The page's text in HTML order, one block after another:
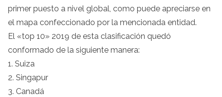
primer puesto a nivel global, como puede apreciarse en
el mapa confeccionado por la mencionada entidad.
El «top 10» 2019 de esta clasificación quedó
conformado de la siguiente manera:
1. Suiza
2. Singapur
3. Canadá